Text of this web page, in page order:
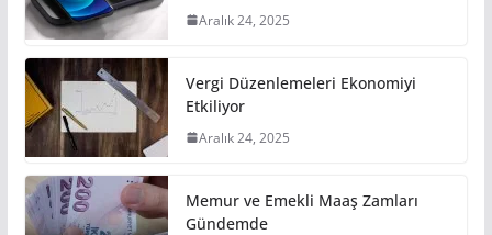
Aralık 24, 2025
Vergi Düzenlemeleri Ekonomiyi
Etkiliyor
Aralık 24, 2025
Memur ve Emekli Maaş Zamları
Gündemde